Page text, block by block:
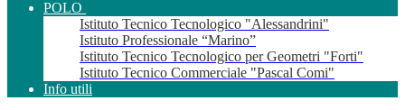
POLO
Istituto Tecnico Tecnologico "Alessandrini"
Istituto Professionale “Marino”
Istituto Tecnico Tecnologico per Geometri "Forti"
Istituto Tecnico Commerciale "Pascal Comi"
Info utili